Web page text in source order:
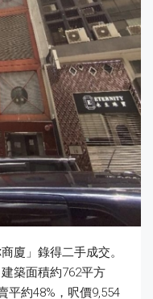
廈」錄得二手成交。
築面積約762平方
平約48%，呎價9,554